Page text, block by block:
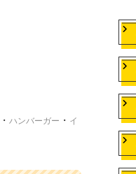
・ ハンバーガー ・ イ